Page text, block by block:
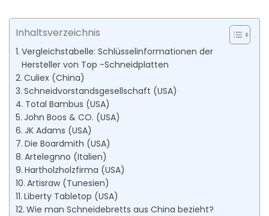
Inhaltsverzeichnis
Vergleichstabelle: Schlüsselinformationen der
Hersteller von Top -Schneidplatten
Culiex (China)
Schneidvorstandsgesellschaft (USA)
Total Bambus (USA)
John Boos & CO. (USA)
JK Adams (USA)
Die Boardmith (USA)
Artelegnno (Italien)
Hartholzholzfirma (USA)
Artisraw (Tunesien)
Liberty Tabletop (USA)
Wie man Schneidebretts aus China bezieht?